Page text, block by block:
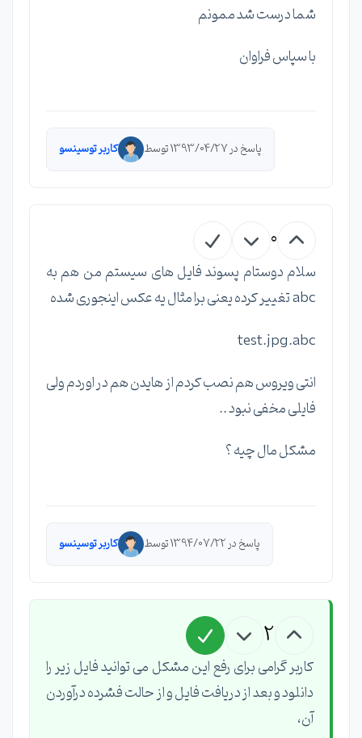
شما درست شد ممونم
با سپاس فراوان
پاسخ در 1393/04/27 توسط کاربر توسینسو
0
سلام دوستام پسوند فایل های سیستم من هم به
abc تغییر کرده یعنی برا مثال یه عکس اینجوری شده
test.jpg.abc
انتی ویروس هم نصب کردم از هایدن هم در اوردم ولی
فایلی مخفی نبود ..
مشکل مال چیه ؟
پاسخ در 1394/07/22 توسط کاربر توسینسو
2
کاربر گرامی برای رفع این مشکل می توانید فایل زیر را
دانلود و بعد از دریافت فایل و از حالت فشرده درآوردن
آن،